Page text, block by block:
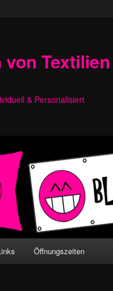
Textilien
& Personalisiert
Öffnungszeiten